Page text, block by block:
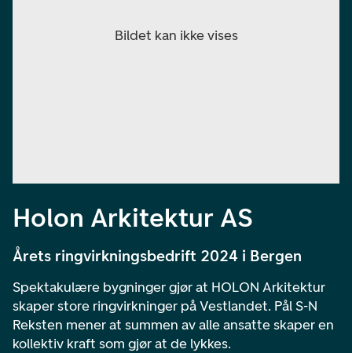
Holon Arkitektur AS
Årets ringvirkningsbedrift 2024 i Bergen
Spektakulære bygninger gjør at HOLON Arkitektur
skaper store ringvirkninger på Vestlandet. Pål S-N
Reksten mener at summen av alle ansatte skaper en
kollektiv kraft som gjør at de lykkes.